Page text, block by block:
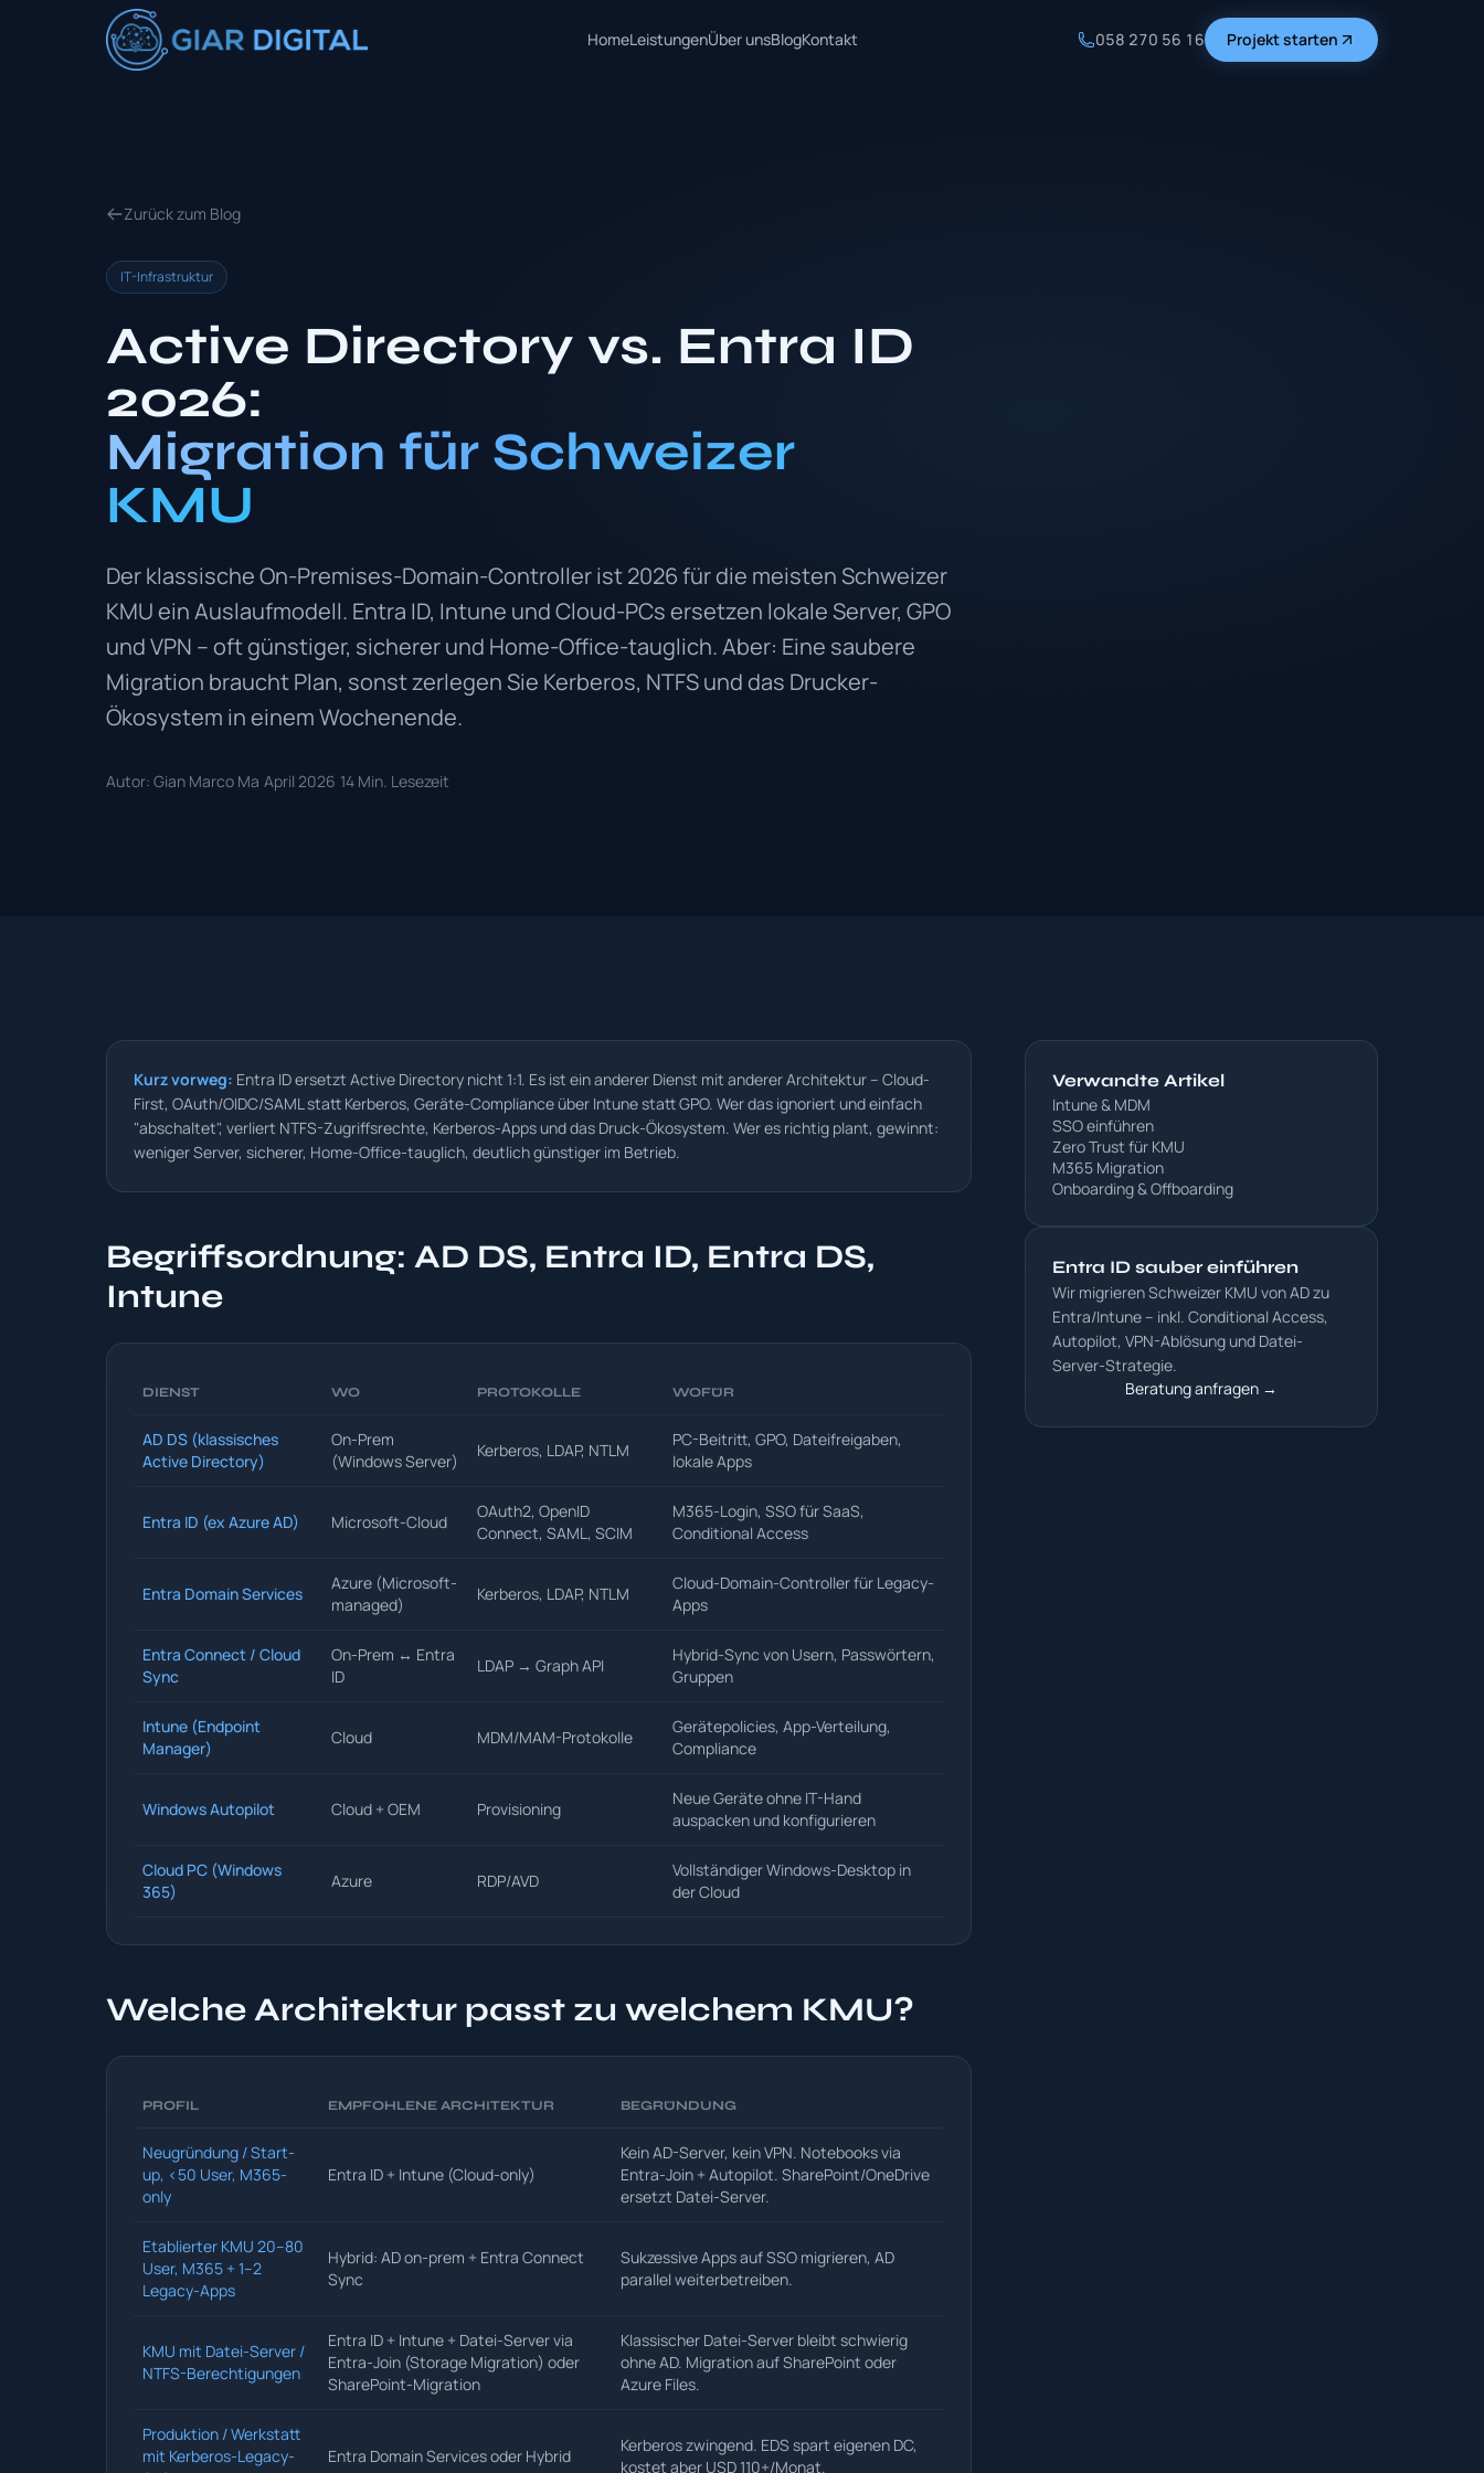
HomeLeistungenÜber unsBlogKontakt 058 270 56 16 Projekt starten
Zurück zum Blog
IT-Infrastruktur
Active Directory vs. Entra ID
2026:
Migration für Schweizer
KMU
Der klassische On-Premises-Domain-Controller ist 2026 für die meisten Schweizer
KMU ein Auslaufmodell. Entra ID, Intune und Cloud-PCs ersetzen lokale Server, GPO
und VPN – oft günstiger, sicherer und Home-Office-tauglich. Aber: Eine saubere
Migration braucht Plan, sonst zerlegen Sie Kerberos, NTFS und das Drucker-
Ökosystem in einem Wochenende.
Autor: Gian Marco Ma April 2026 14 Min. Lesezeit
Kurz vorweg: Entra ID ersetzt Active Directory nicht 1:1. Es ist ein anderer Dienst mit anderer Architektur – Cloud-
First, OAuth/OIDC/SAML statt Kerberos, Geräte-Compliance über Intune statt GPO. Wer das ignoriert und einfach
"abschaltet", verliert NTFS-Zugriffsrechte, Kerberos-Apps und das Druck-Ökosystem. Wer es richtig plant, gewinnt:
weniger Server, sicherer, Home-Office-tauglich, deutlich günstiger im Betrieb.
Begriffsordnung: AD DS, Entra ID, Entra DS,
Intune
DIENST WO PROTOKOLLE WOFÜR
AD DS (klassisches
Active Directory)
On-Prem
(Windows Server)
Kerberos, LDAP, NTLM
PC-Beitritt, GPO, Dateifreigaben,
lokale Apps
Entra ID (ex Azure AD) Microsoft-Cloud
OAuth2, OpenID
Connect, SAML, SCIM
M365-Login, SSO für SaaS,
Conditional Access
Entra Domain Services
Azure (Microsoft-
managed)
Kerberos, LDAP, NTLM
Cloud-Domain-Controller für Legacy-
Apps
Entra Connect / Cloud
Sync
On-Prem ↔ Entra
ID
LDAP → Graph API
Hybrid-Sync von Usern, Passwörtern,
Gruppen
Intune (Endpoint
Manager)
Cloud MDM/MAM-Protokolle
Gerätepolicies, App-Verteilung,
Compliance
Windows Autopilot Cloud + OEM Provisioning
Neue Geräte ohne IT-Hand
auspacken und konfigurieren
Cloud PC (Windows
365)
Azure RDP/AVD
Vollständiger Windows-Desktop in
der Cloud
Welche Architektur passt zu welchem KMU?
PROFIL EMPFOHLENE ARCHITEKTUR BEGRÜNDUNG
Neugründung / Start-
up, <50 User, M365-
only
Entra ID + Intune (Cloud-only)
Kein AD-Server, kein VPN. Notebooks via
Entra-Join + Autopilot. SharePoint/OneDrive
ersetzt Datei-Server.
Etablierter KMU 20–80
User, M365 + 1–2
Legacy-Apps
Hybrid: AD on-prem + Entra Connect
Sync
Sukzessive Apps auf SSO migrieren, AD
parallel weiterbetreiben.
KMU mit Datei-Server /
NTFS-Berechtigungen
Entra ID + Intune + Datei-Server via
Entra-Join (Storage Migration) oder
SharePoint-Migration
Klassischer Datei-Server bleibt schwierig
ohne AD. Migration auf SharePoint oder
Azure Files.
Produktion / Werkstatt
mit Kerberos-Legacy-
Entra Domain Services oder Hybrid
Kerberos zwingend. EDS spart eigenen DC,
kostet aber USD 110+/Monat.
Verwandte Artikel
Intune & MDM
SSO einführen
Zero Trust für KMU
M365 Migration
Onboarding & Offboarding
Entra ID sauber einführen
Wir migrieren Schweizer KMU von AD zu
Entra/Intune – inkl. Conditional Access,
Autopilot, VPN-Ablösung und Datei-
Server-Strategie.
Beratung anfragen →